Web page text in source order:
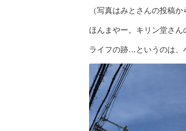
（写真はみとさんの投稿か
ほんまやー。キリン堂さん
ライフの跡…というのは、